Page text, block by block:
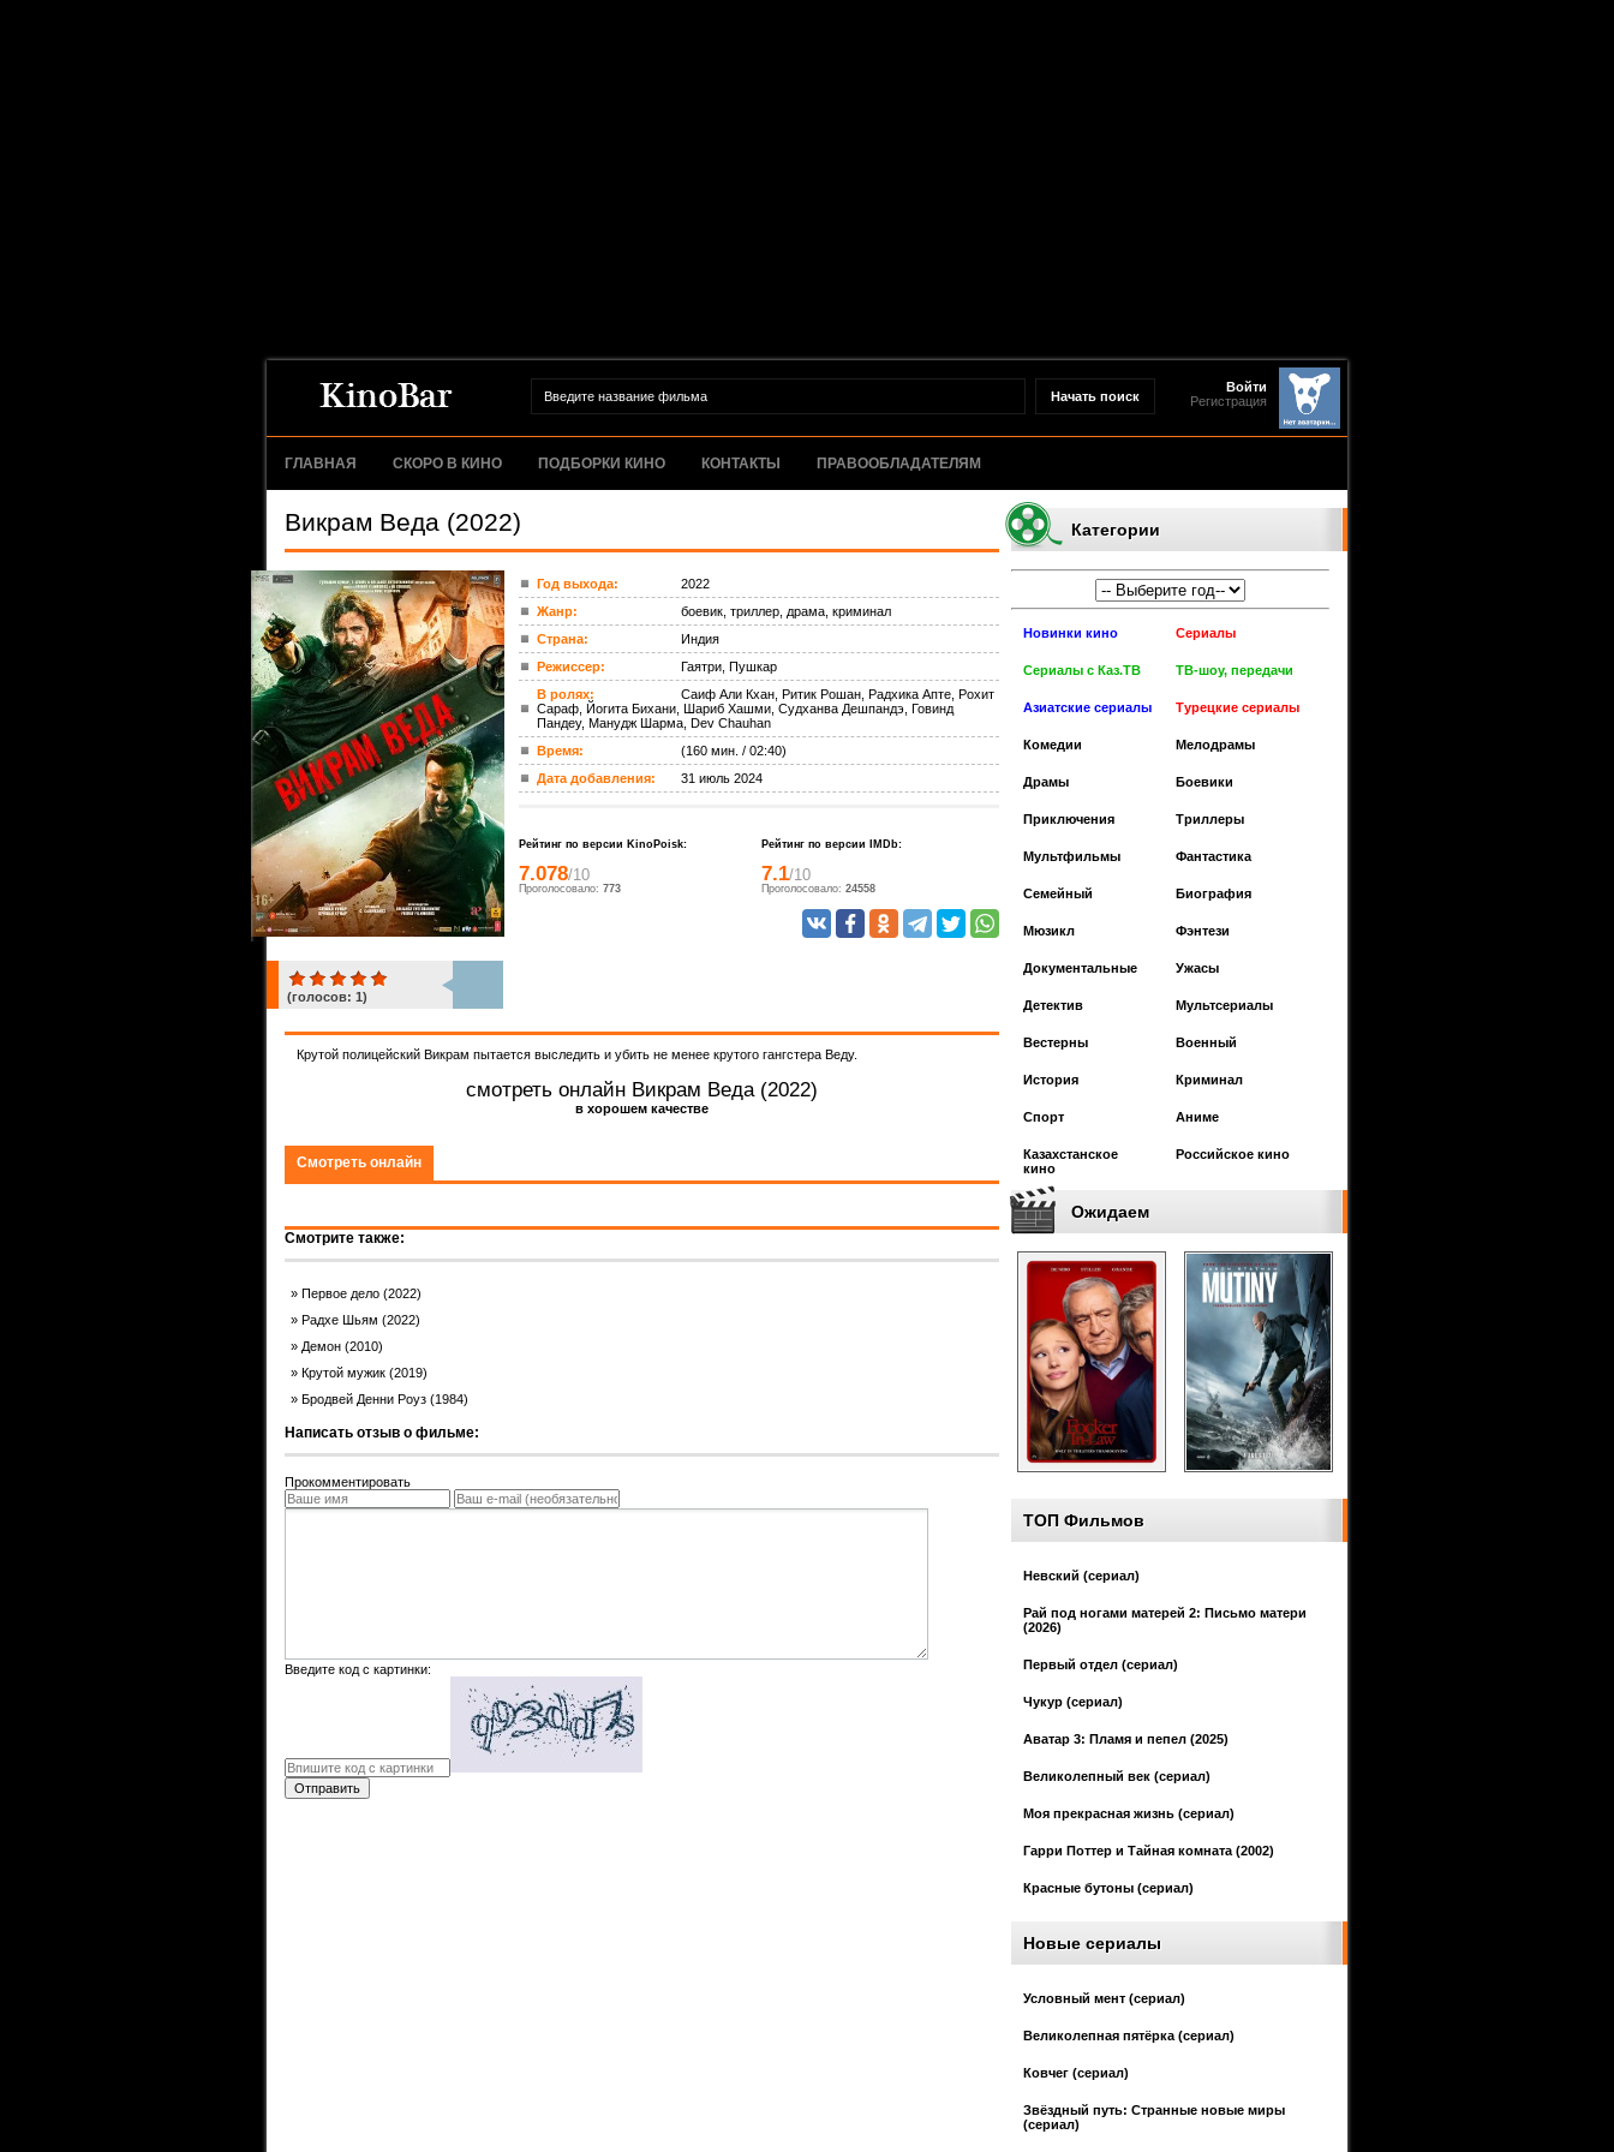
Войти
Регистрация
ГЛАВНАЯ СКОРО В КИНО ПОДБОРКИ КИНО КОНТАКТЫ ПРАВООБЛАДАТЕЛЯМ
Викрам Веда (2022)
ком.
(голосов: 1)
Год выхода:
2022
Жанр:
боевик, триллер, драма, криминал
Страна:
Индия
Режиссер:
Гаятри, Пушкар
В ролях:
Саиф Али Кхан, Ритик Рошан, Радхика Апте, Рохит
Сараф, Йогита Бихани, Шариб Хашми, Судханва Дешпандэ, Говинд
Пандеу, Манудж Шарма, Dev Chauhan
Время:
(160 мин. / 02:40)
Дата добавления:
31 июль 2024
Рейтинг по версии KinoPoisk:
7.078/10
Проголосовало: 773
Рейтинг по версии IMDb:
7.1/10
Проголосовало: 24558
Крутой полицейский Викрам пытается выследить и убить не менее крутого гангстера Веду.
смотреть онлайн Викрам Веда (2022)
в хорошем качестве
Смотреть онлайн
Смотрите также:
Первое дело (2022)
Радхе Шьям (2022)
Демон (2010)
Крутой мужик (2019)
Бродвей Денни Роуз (1984)
Написать отзыв о фильме:
Прокомментировать
Введите код с картинки:
Отправить
Категории
Новинки кино Сериалы
Сериалы с Каз.ТВ ТВ-шоу, передачи
Азиатские сериалы Турецкие сериалы
Комедии Мелодрамы
Драмы Боевики
Приключения Триллеры
Мультфильмы Фантастика
Cемейный Биография
Мюзикл Фэнтези
Документальные Ужасы
Детектив Мультсериалы
Вестерны Военный
История Криминал
Спорт Аниме
Казахстанское
кино
Российское кино
Ожидаем
ТОП Фильмов
Невский (сериал)
Рай под ногами матерей 2: Письмо матери
(2026)
Первый отдел (сериал)
Чукур (сериал)
Аватар 3: Пламя и пепел (2025)
Великолепный век (сериал)
Моя прекрасная жизнь (сериал)
Гарри Поттер и Тайная комната (2002)
Красные бутоны (сериал)
Новые сериалы
Условный мент (сериал)
Великолепная пятёрка (сериал)
Ковчег (сериал)
Звёздный путь: Странные новые миры
(сериал)